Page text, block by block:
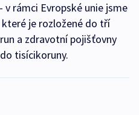
v rámci Evropské unie jsme
je rozložené do tří
a zdravotní pojišťovny
tisícikoruny.